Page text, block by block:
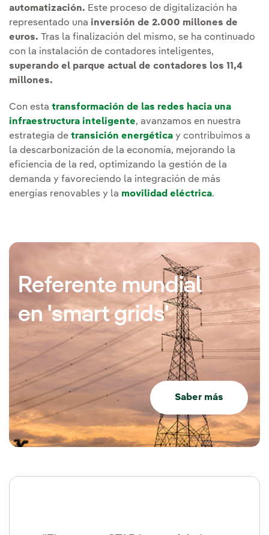
automatización. Este proceso de digitalización ha
representado una inversión de 2.000 millones de
euros. Tras la finalización del mismo, se ha continuado
con la instalación de contadores inteligentes,
superando el parque actual de contadores los 11,4
millones.
Con esta transformación de las redes hacia una
infraestructura inteligente, avanzamos en nuestra
estrategia de transición energética y contribuimos a
la descarbonización de la economía, mejorando la
eficiencia de la red, optimizando la gestión de la
demanda y favoreciendo la integración de más
energías renovables y la movilidad eléctrica.
Referente mundial
en 'smart grids'
Saber más